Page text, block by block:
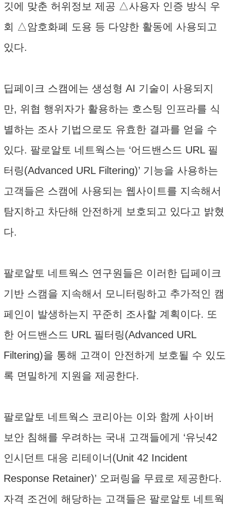
깃에 맞춘 허위정보 제공 △사용자 인증 방식 우
회 △암호화폐 도용 등 다양한 활동에 사용되고
있다.
딥페이크 스캠에는 생성형 AI 기술이 사용되지
만, 위협 행위자가 활용하는 호스팅 인프라를 식
별하는 조사 기법으로도 유효한 결과를 얻을 수
있다. 팔로알토 네트웍스는 ‘어드밴스드 URL 필
터링(Advanced URL Filtering)’ 기능을 사용하는
고객들은 스캠에 사용되는 웹사이트를 지속해서
탐지하고 차단해 안전하게 보호되고 있다고 밝혔
다.
팔로알토 네트웍스 연구원들은 이러한 딥페이크
기반 스캠을 지속해서 모니터링하고 추가적인 캠
페인이 발생하는지 꾸준히 조사할 계획이다. 또
한 어드밴스드 URL 필터링(Advanced URL
Filtering)을 통해 고객이 안전하게 보호될 수 있도
록 면밀하게 지원을 제공한다.
팔로알토 네트웍스 코리아는 이와 함께 사이버
보안 침해를 우려하는 국내 고객들에게 ‘유닛42
인시던트 대응 리테이너(Unit 42 Incident
Response Retainer)’ 오퍼링을 무료로 제공한다.
자격 조건에 해당하는 고객들은 팔로알토 네트웍